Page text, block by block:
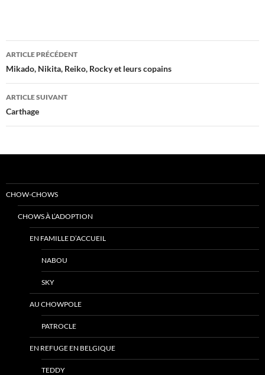
Navigation
des
articles
ARTICLE PRÉCÉDENT
Mikado, Nikita, Reiko, Rocky et leurs copains
ARTICLE SUIVANT
Carthage
CHOW-CHOWS
CHOWS À L’ADOPTION
EN FAMILLE D’ACCUEIL
NABOU
SKY
AU CHOWPOLE
PATROCLE
EN REFUGE EN BELGIQUE
TEDDY